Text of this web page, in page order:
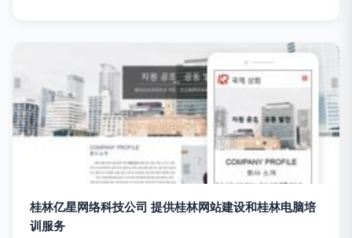
桂林亿星网络科技公司 提供桂林网站建设和桂林电脑培
训服务